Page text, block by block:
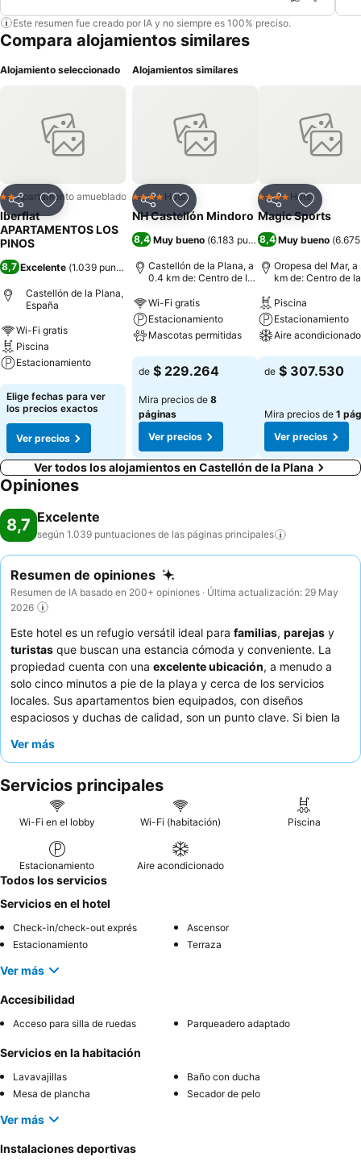
Este resumen fue creado por IA y no siempre es 100% preciso.
Compara alojamientos similares
Alojamiento seleccionado
CompartirAgregar a favoritos
2 Estrellas
Apartamento amueblado
Iberflat
APARTAMENTOS LOS
PINOS
8,7 Excelente (1.039 puntuaciones)
Castellón de la Plana,
España
Wi-Fi gratis
Piscina
Estacionamiento
Ver precios
Elige fechas para ver
los precios exactos
Ver precios
Alojamientos similares
CompartirAgregar a favoritos
4 EstrellasHotel
NH Castellón Mindoro
8,4 Muy bueno (6.183 puntuaciones)
Castellón de la Plana, a
0.4 km de: Centro de la
Wi-Fi gratis
Estacionamiento
Mascotas permitidas
Ver precios
de $ 229.264
Mira precios de 8
páginas
Ver precios
CompartirAgregar
4 EstrellasHotel
Magic Sports
8,4 Muy bueno (
Oropesa del Mar, a
km de: Centro de la
Piscina
Estacionamiento
Aire acondicionado
Ver precios
de $ 307.530
Mira precios de 1
Ver precios
Ver todos los alojamientos en Castellón de la Plana
Opiniones
8,7 Excelente
según 1.039 puntuaciones de las páginas principales
Resumen de opiniones
Resumen de IA basado en 200+ opiniones · Última actualización: 29 May
2026
Este hotel es un refugio versátil ideal para familias, parejas y
turistas que buscan una estancia cómoda y conveniente. La
propiedad cuenta con una excelente ubicación, a menudo a
solo cinco minutos a pie de la playa y cerca de los servicios
locales. Sus apartamentos bien equipados, con diseños
espaciosos y duchas de calidad, son un punto clave. Si bien la
el equipo de limpieza es elogiado con frecuencia por su
utensilios de cocinapreferidos para complementar los
servicios ofrecidos.
Ver más
Servicios principales
Wi-Fi en el lobby Wi-Fi (habitación) Piscina
Estacionamiento Aire acondicionado
Todos los servicios
Servicios en el hotel
Check-in/check-out exprés
Ascensor
Estacionamiento
Terraza
Ver más
Accesibilidad
Acceso para silla de ruedas Parqueadero adaptado
Servicios en la habitación
Lavavajillas
Baño con ducha
Mesa de plancha
Secador de pelo
Ver más
Instalaciones deportivas